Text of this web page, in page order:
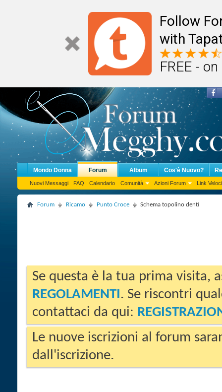
Follow
with
FREE -
Mondo Donna Forum
Nuovi Messaggi FAQ Calendario Comunità Azioni Forum Link Veloci
Album Cos'è Nuovo?
Forum Ricamo Punto Croce Schema topolino denti
Se questa è la tua prima visita,
REGOLAMENTI. Se riscontri
contattaci da qui:
Le nuove iscrizioni al forum
dall'iscrizione.